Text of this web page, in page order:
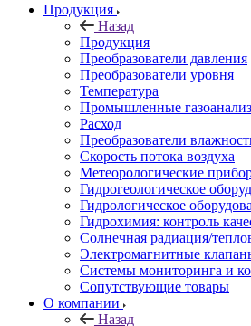
Продукция
Назад
Продукция
Преобразователи давления
Преобразователи уровня
Температура
Промышленные
Расход
Преобразователи
Скорость потока воздуха
Метеорологические
Гидрогеологическое
Гидрологическое
Гидрохимия: контроль
Солнечная радиация/
Электромагнитные
Системы мониторинга и
Сопутствующие товары
О компании
Назад